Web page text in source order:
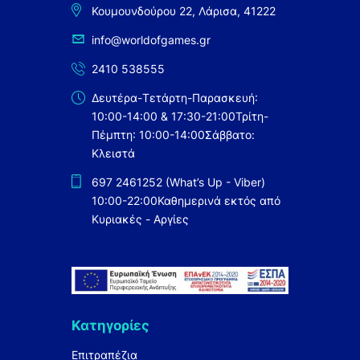
StarCraft
Starter Set
Warcraft
Warhammer
Warhammer 40K
Βιβλία Δραστηριοτήτων
Εικονογραφημένα
Ελληνική Επανάσταση
Επέκταση
Θεματικές
EUREKA
FANTASY FLIGHT
Gale Force Nine
WORKSHOP/CITADEL 358
GEN42 2
GHENOS
GIGAMIC 38
GRANDPA BECK'S GAMES
1
HANAYAMA 44
HARPER TORCH FANTASY
HARPER VOYAGER
HEY CLAY
Κουμουνδούρου 22, Λάρισα, 41222
info@worldofgames.gr
2410 538555
Δευτέρα-Τετάρτη-Παρασκευή:
10:00-14:00 & 17:30-21:00Τρίτη-
Πέμπτη: 10:00-14:00Σάββατο:
Κλειστά
697 2461252 (What’s Up - Viber)
10:00-22:00Καθημερινά εκτός από
Κυριακές - Αργίες
Κατηγορίες
Επιτραπέζια